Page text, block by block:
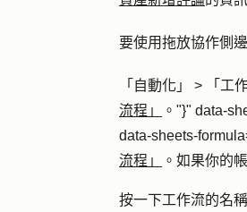
要使用拖放協作側邊
「自動化」 > 「工
流程」
。"}" data-
data-sheets-
流程」
。如果你的
按一下工作流的名稱